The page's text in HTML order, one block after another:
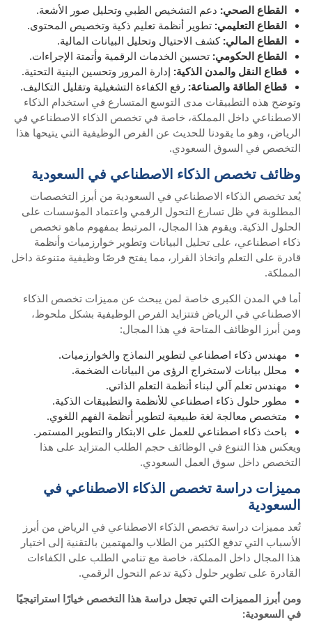
القطاع الصحي: دعم التشخيص الطبي وتحليل صور الأشعة.
القطاع التعليمي: تطوير أنظمة تعليم ذكية وتخصيص المحتوى.
القطاع المالي: كشف الاحتيال وتحليل البيانات المالية.
القطاع الحكومي: تحسين الخدمات الرقمية وأتمتة الإجراءات.
قطاع النقل والمدن الذكية: إدارة المرور وتحسين البنية التحتية.
قطاع الطاقة والصناعة: رفع الكفاءة التشغيلية وتقليل التكاليف.
وتوضح هذه التطبيقات مدى التوسع المتسارع في استخدام الذكاء
الاصطناعي داخل المملكة، خاصة في تخصص الذكاء الاصطناعي في
الرياض، وهو ما يقودنا للحديث عن الفرص الوظيفية التي يتيحها هذا
التخصص في السوق السعودي.
وظائف تخصص الذكاء الاصطناعي في السعودية
يُعد تخصص الذكاء الاصطناعي في السعودية من أبرز التخصصات
المطلوبة في ظل تسارع التحول الرقمي واعتماد المؤسسات على
الحلول الذكية. ويقوم هذا المجال، المرتبط بمفهوم ماهو تخصص
ذكاء اصطناعي، على تحليل البيانات وتطوير خوارزميات وأنظمة
قادرة على التعلم واتخاذ القرار، مما يفتح فرصًا وظيفية متنوعة داخل
المملكة.
أما في المدن الكبرى خاصة لمن يبحث عن مميزات تخصص الذكاء
الاصطناعي في الرياض فتتزايد الفرص الوظيفية بشكل ملحوظ،
ومن أبرز الوظائف المتاحة في هذا المجال:
مهندس ذكاء اصطناعي لتطوير النماذج والخوارزميات.
محلل بيانات لاستخراج الرؤى من البيانات الضخمة.
مهندس تعلم آلي لبناء أنظمة التعلم الذاتي.
مطور حلول ذكاء اصطناعي للأنظمة والتطبيقات الذكية.
متخصص معالجة لغة طبيعية لتطوير أنظمة الفهم اللغوي.
باحث ذكاء اصطناعي للعمل على الابتكار والتطوير المستمر.
ويعكس هذا التنوع في الوظائف حجم الطلب المتزايد على هذا
التخصص داخل سوق العمل السعودي.
مميزات دراسة تخصص الذكاء الاصطناعي في
السعودية
تُعد مميزات دراسة تخصص الذكاء الاصطناعي في الرياض من أبرز
الأسباب التي تدفع الكثير من الطلاب والمهتمين بالتقنية إلى اختيار
هذا المجال داخل المملكة، خاصة مع تنامي الطلب على الكفاءات
القادرة على تطوير حلول ذكية تدعم التحول الرقمي.
ومن أبرز المميزات التي تجعل دراسة هذا التخصص خيارًا استراتيجيًا
في السعودية: